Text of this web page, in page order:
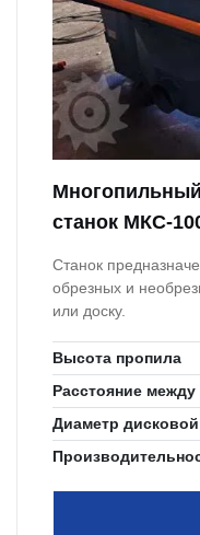
станок МКС-
Станок
обрезных и
или доску.
Высота пропила
Расстояние
Диаметр